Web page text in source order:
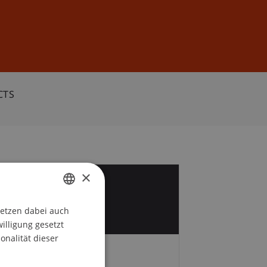
GERMAN
ENGLISH
×
dabei auch
gesetzt
dieser